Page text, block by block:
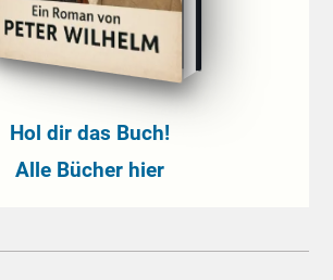
Hol dir das Buch!
Alle Bücher hier